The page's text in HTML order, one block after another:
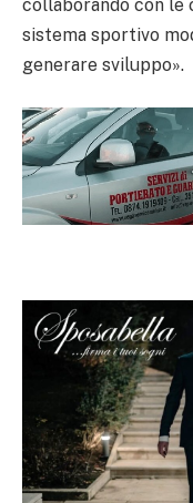
collaborando con
sistema sportivo
generare sviluppo».